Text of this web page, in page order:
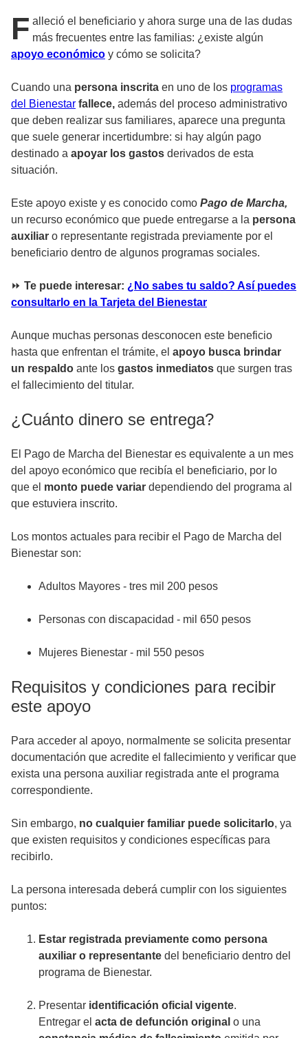
F alleció el beneficiario y ahora surge una de las dudas
más frecuentes entre las familias: ¿existe algún
apoyo económico y cómo se solicita?
Cuando una persona inscrita en uno de los programas
del Bienestar fallece, además del proceso administrativo
que deben realizar sus familiares, aparece una pregunta
que suele generar incertidumbre: si hay algún pago
destinado a apoyar los gastos derivados de esta
situación.
Este apoyo existe y es conocido como Pago de Marcha,
un recurso económico que puede entregarse a la persona
auxiliar o representante registrada previamente por el
beneficiario dentro de algunos programas sociales.
⏩ Te puede interesar: ¿No sabes tu saldo? Así puedes
consultarlo en la Tarjeta del Bienestar
Aunque muchas personas desconocen este beneficio
hasta que enfrentan el trámite, el apoyo busca brindar
un respaldo ante los gastos inmediatos que surgen tras
el fallecimiento del titular.
¿Cuánto dinero se entrega?
El Pago de Marcha del Bienestar es equivalente a un mes
del apoyo económico que recibía el beneficiario, por lo
que el monto puede variar dependiendo del programa al
que estuviera inscrito.
Los montos actuales para recibir el Pago de Marcha del
Bienestar son:
Adultos Mayores - tres mil 200 pesos
Personas con discapacidad - mil 650 pesos
Mujeres Bienestar - mil 550 pesos
Requisitos y condiciones para recibir
este apoyo
Para acceder al apoyo, normalmente se solicita presentar
documentación que acredite el fallecimiento y verificar que
exista una persona auxiliar registrada ante el programa
correspondiente.
Sin embargo, no cualquier familiar puede solicitarlo, ya
que existen requisitos y condiciones específicas para
recibirlo.
La persona interesada deberá cumplir con los siguientes
puntos:
Estar registrada previamente como persona
auxiliar o representante del beneficiario dentro del
programa de Bienestar.
Presentar identificación oficial vigente.
Entregar el acta de defunción original o una